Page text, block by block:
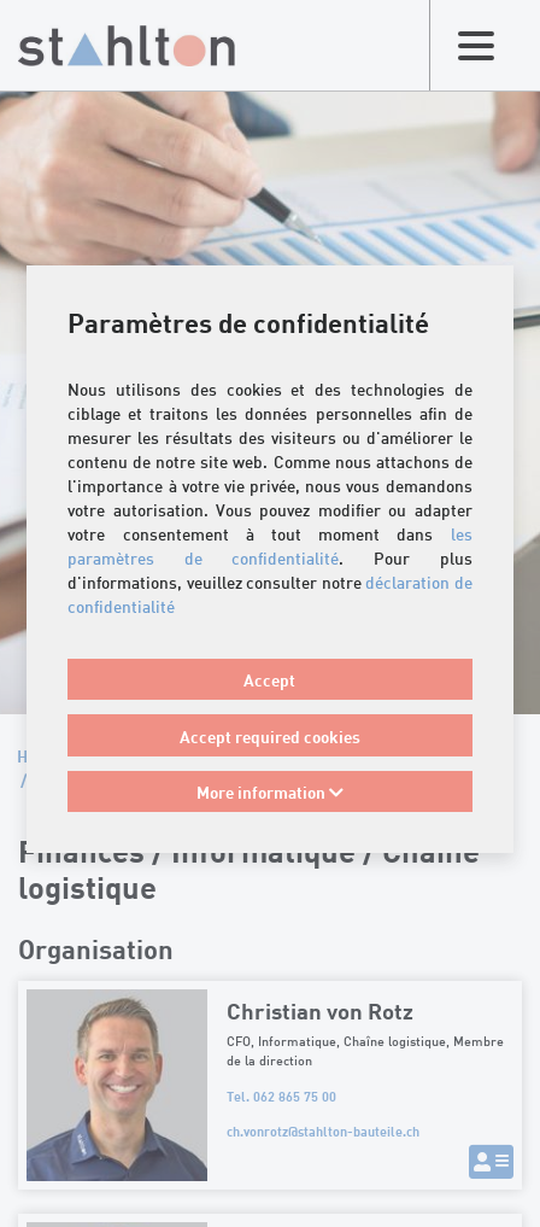
Paramètres de confidentialité
Nous utilisons des cookies et des technologies de
ciblage et traitons les données personnelles afin de
mesurer les résultats des visiteurs ou d'améliorer le
contenu de notre site web. Comme nous attachons de
l'importance à votre vie privée, nous vous demandons
votre autorisation. Vous pouvez modifier ou adapter
votre consentement à tout moment dans les
paramètres de confidentialité. Pour plus
d'informations, veuillez consulter notredéclaration de
confidentialité
Accept
Accept required cookies
More information
Home /Entreprise/Organisation
/
Finances / Informatique / Chaîne
logistique
Organisation
Christian von Rotz
CFO, Informatique, Chaîne logistique, Membre
de la direction
Tel. 062 865 75 00
ch.vonrotz@stahlton-bauteile.ch